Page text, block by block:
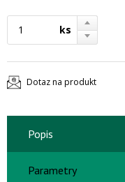
ks
Dotaz na produkt
Popis
Parametry